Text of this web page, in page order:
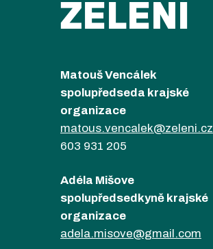
ZELENÍ
Matouš Vencálek
spolupředseda krajské
organizace
matous.vencalek@zeleni.cz
603 931 205
Adéla Mišove
spolupředsedkyně krajské
organizace
adela.misove@gmail.com